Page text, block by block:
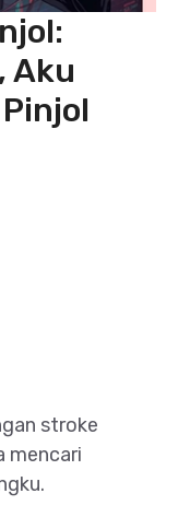
Aku
stroke
mencari